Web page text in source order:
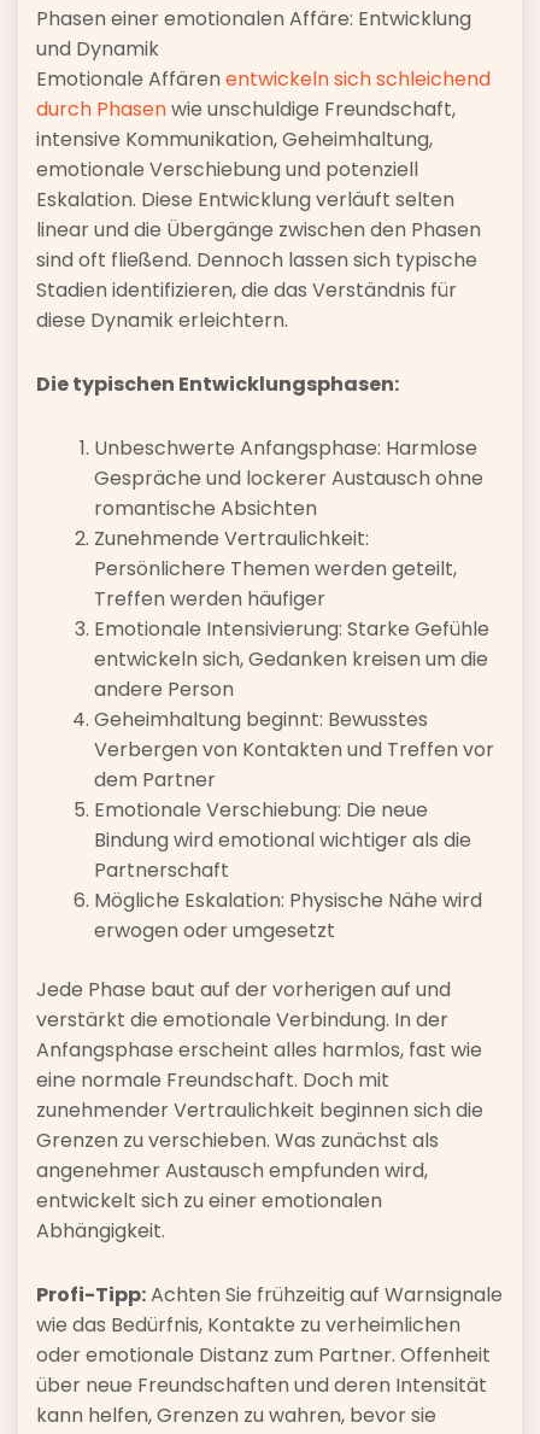
Phasen einer emotionalen Affäre: Entwicklung
und Dynamik
Emotionale Affären entwickeln sich schleichend
durch Phasenwie unschuldige Freundschaft,
intensive Kommunikation, Geheimhaltung,
emotionale Verschiebung und potenziell
Eskalation. Diese Entwicklung verläuft selten
linear und die Übergänge zwischen den Phasen
sind oft fließend. Dennoch lassen sich typische
Stadien identifizieren, die das Verständnis für
diese Dynamik erleichtern.
Die typischen Entwicklungsphasen:
Unbeschwerte Anfangsphase: Harmlose
Gespräche und lockerer Austausch ohne
romantische Absichten
Zunehmende Vertraulichkeit:
Persönlichere Themen werden geteilt,
Treffen werden häufiger
Emotionale Intensivierung: Starke Gefühle
entwickeln sich, Gedanken kreisen um die
andere Person
Geheimhaltung beginnt: Bewusstes
Verbergen von Kontakten und Treffen vor
dem Partner
Emotionale Verschiebung: Die neue
Bindung wird emotional wichtiger als die
Partnerschaft
Mögliche Eskalation: Physische Nähe wird
erwogen oder umgesetzt
Jede Phase baut auf der vorherigen auf und
verstärkt die emotionale Verbindung. In der
Anfangsphase erscheint alles harmlos, fast wie
eine normale Freundschaft. Doch mit
zunehmender Vertraulichkeit beginnen sich die
Grenzen zu verschieben. Was zunächst als
angenehmer Austausch empfunden wird,
entwickelt sich zu einer emotionalen
Abhängigkeit.
Profi-Tipp:Achten Sie frühzeitig auf Warnsignale
wie das Bedürfnis, Kontakte zu verheimlichen
oder emotionale Distanz zum Partner. Offenheit
über neue Freundschaften und deren Intensität
kann helfen, Grenzen zu wahren, bevor sie